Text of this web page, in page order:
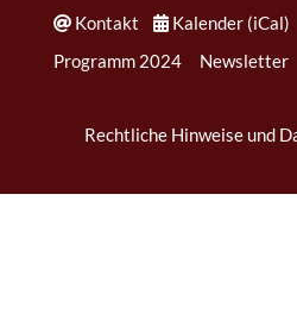
Kontakt Kalender (iCal)
Programm 2024
Newsletter
Rechtliche Hinweise und